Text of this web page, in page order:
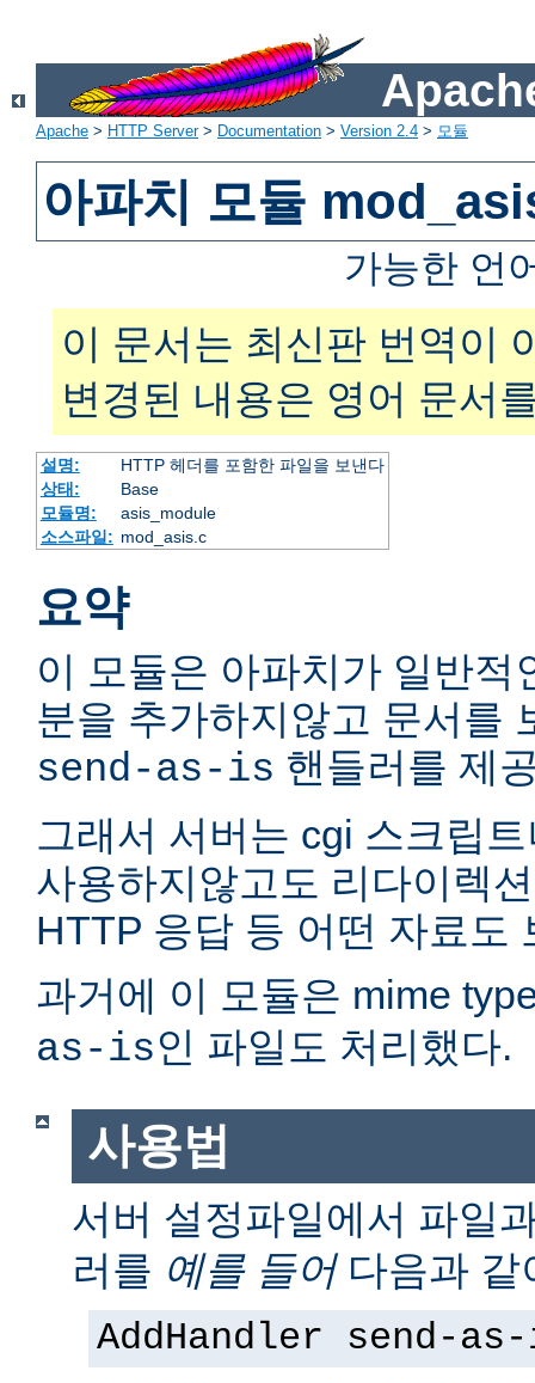
Apache > HTTP Server> Documentation > Version 2.4 > 모듈
아파치 모듈
가능한 언
이 문서는 최신판 번역이
변경된 내용은 영어 문서
설명:
HTTP 헤더를 포함한 파일을 보낸다
상태:
Base
모듈명:
asis_module
소스파일: mod_asis.c
요약
이 모듈은 아파치가 일반적
분을 추가하지않고 문서를
send-as-is 핸들러를 제
그래서 서버는 cgi 스크립
사용하지않고도 리다이렉
HTTP 응답 등 어떤 자료도
과거에 이 모듈은 mime
as-is인 파일도 처리했다.
사용법
서버 설정파일에서 파일
러를 예를 들어다음과 같
AddHandler send-